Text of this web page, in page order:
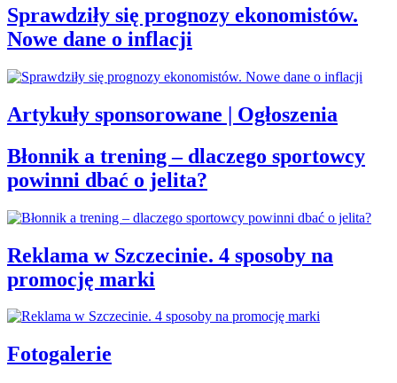
Sprawdziły się prognozy ekonomistów.
Nowe dane o inflacji
Artykuły sponsorowane | Ogłoszenia
Błonnik a trening – dlaczego sportowcy
powinni dbać o jelita?
Reklama w Szczecinie. 4 sposoby na
promocję marki
Fotogalerie